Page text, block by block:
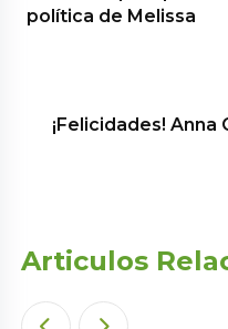
política de Melissa
¡Felicidades!
Articulos